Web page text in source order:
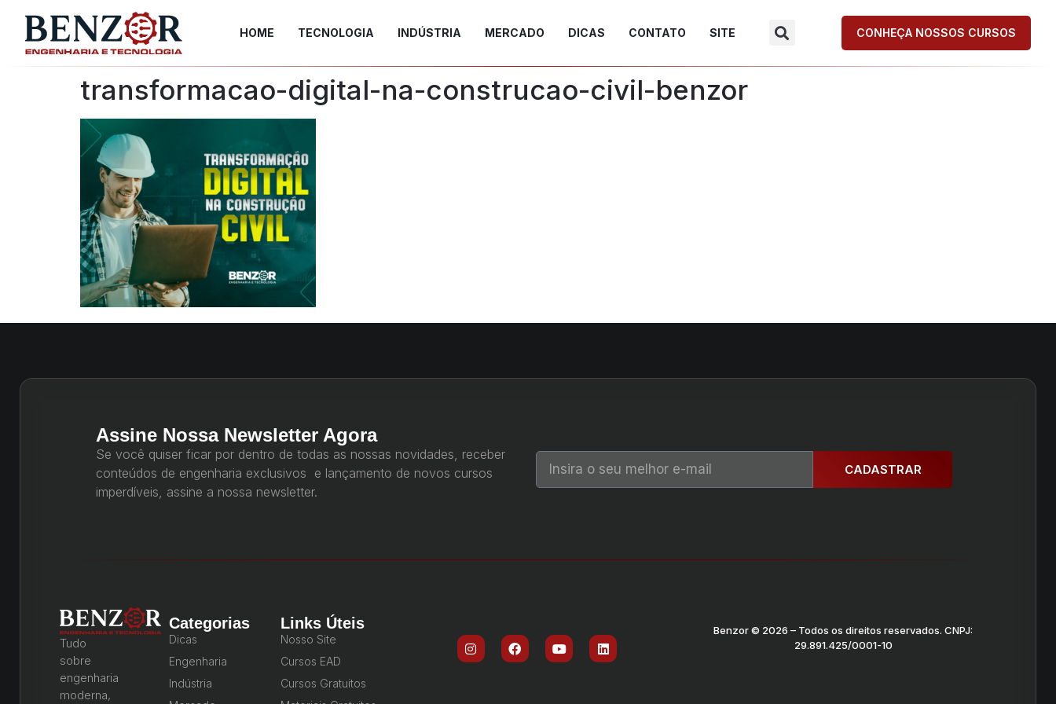
HOME TECNOLOGIA INDÚSTRIA MERCADO DICAS CONTATO SITE CONHEÇA NOSSOS CURSOS
transformacao-digital-na-construcao-civil-benzor
Assine Nossa Newsletter Agora
Se você quiser ficar por dentro de todas as nossas novidades, receber
conteúdos de engenharia exclusivos e lançamento de novos cursos
imperdíveis, assine a nossa newsletter.
CADASTRAR
Tudo
sobre
engenharia
moderna,
Categorias
Dicas
Engenharia
Indústria
Links Úteis
Nosso Site
Cursos EAD
Cursos Gratuitos
Benzor © 2026 – Todos os direitos reservados. CNPJ:
29.891.425/0001-10